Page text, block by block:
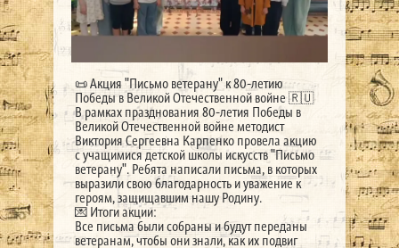
📜 Акция "Письмо ветерану" к 80-летию
Победы в Великой Отечественной войне 🇷🇺
В рамках празднования 80-летия Победы в
Великой Отечественной войне методист
Виктория Сергеевна Карпенко провела акцию
с учащимися детской школы искусств "Письмо
ветерану". Ребята написали письма, в которых
выразили свою благодарность и уважение к
героям, защищавшим нашу Родину.
💌 Итоги акции:
Все письма были собраны и будут переданы
ветеранам, чтобы они знали, как их подвиг